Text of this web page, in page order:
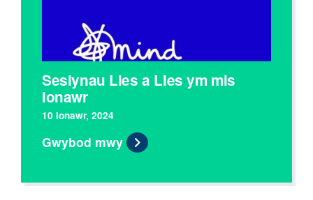
Sesiynau Lles a Lles ym mis
Ionawr
10 Ionawr, 2024
Gwybod mwy